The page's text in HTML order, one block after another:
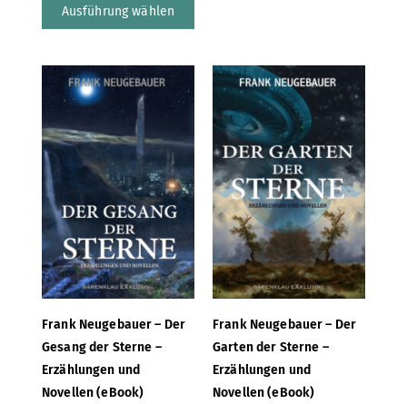
Ausführung wählen
Frank Neugebauer – Der
Gesang der Sterne –
Erzählungen und
Novellen (eBook)
Frank Neugebauer – Der
Garten der Sterne –
Erzählungen und
Novellen (eBook)